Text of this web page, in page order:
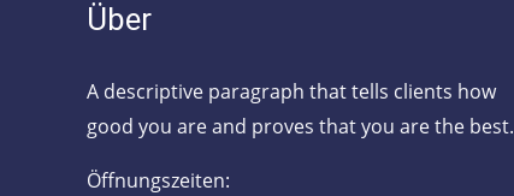
Über
A descriptive paragraph that tells clients how
good you are and proves that you are the best.
Öffnungszeiten: